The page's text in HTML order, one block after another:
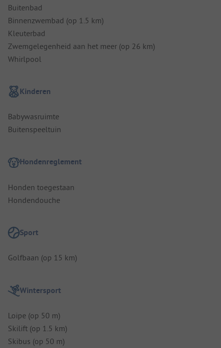
Buitenbad
Binnenzwembad (op 1.5 km)
Kleuterbad
Zwemgelegenheid aan het meer (op 26 km)
Whirlpool
Kinderen
Babywasruimte
Buitenspeeltuin
Hondenreglement
Honden toegestaan
Hondendouche
Sport
Golfbaan (op 15 km)
Wintersport
Loipe (op 50 m)
Skilift (op 1.5 km)
Skibus (op 50 m)